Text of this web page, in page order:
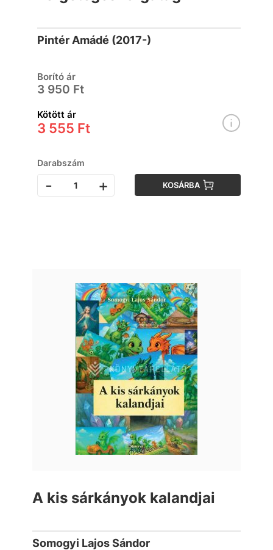
Pintér Amádé (2017-)
Borító ár
3 950 Ft
Kötött ár
3 555 Ft
Darabszám
- + KOSÁRBA
A kis sárkányok kalandjai
Somogyi Lajos Sándor